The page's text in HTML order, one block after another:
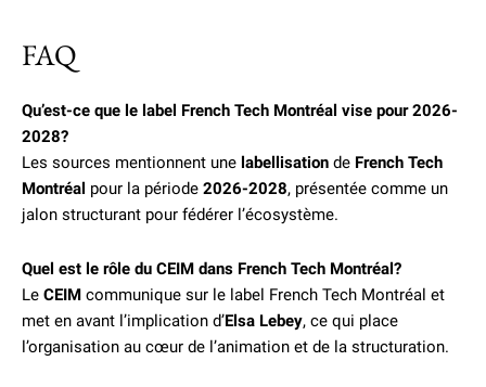
FAQ
Qu’est-ce que le label French Tech Montréal vise pour 2026-
2028?
Les sources mentionnent une labellisation de French Tech
Montréal pour la période 2026-2028, présentée comme un
jalon structurant pour fédérer l’écosystème.
Quel est le rôle du CEIM dans French Tech Montréal?
Le CEIM communique sur le label French Tech Montréal et
met en avant l’implication d’Elsa Lebey, ce qui place
l’organisation au cœur de l’animation et de la structuration.